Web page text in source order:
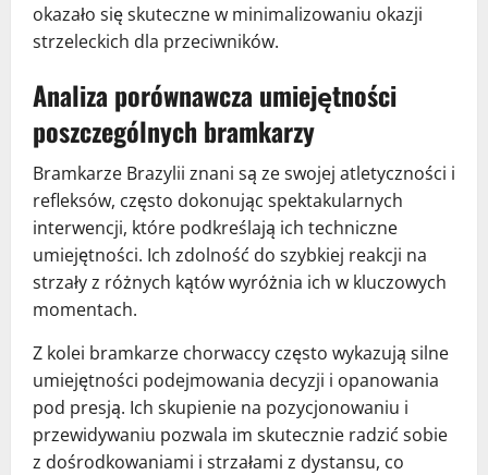
okazało się skuteczne w minimalizowaniu okazji
strzeleckich dla przeciwników.
Analiza porównawcza umiejętności
poszczególnych bramkarzy
Bramkarze Brazylii znani są ze swojej atletyczności i
refleksów, często dokonując spektakularnych
interwencji, które podkreślają ich techniczne
umiejętności. Ich zdolność do szybkiej reakcji na
strzały z różnych kątów wyróżnia ich w kluczowych
momentach.
Z kolei bramkarze chorwaccy często wykazują silne
umiejętności podejmowania decyzji i opanowania
pod presją. Ich skupienie na pozycjonowaniu i
przewidywaniu pozwala im skutecznie radzić sobie
z dośrodkowaniami i strzałami z dystansu, co